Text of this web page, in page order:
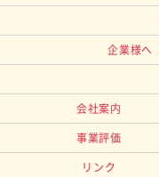
企業様へ
会社案内
事業評価
リンク